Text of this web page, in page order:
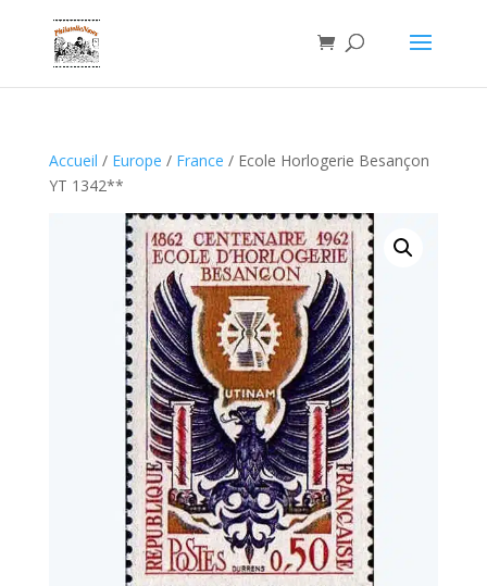
Accueil / Europe / France / Ecole Horlogerie Besançon
YT 1342**